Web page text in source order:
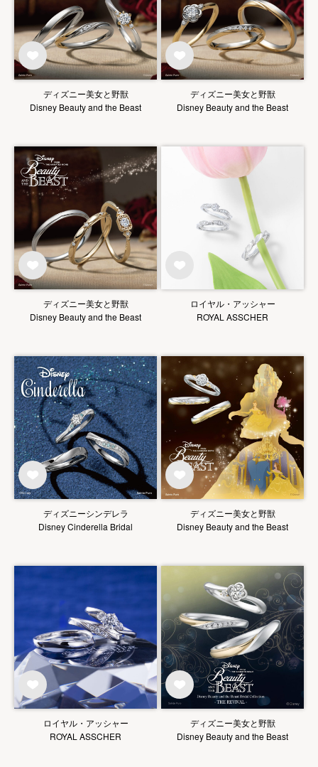
ディズニー美女と野獣
Disney Beauty and the Beast
ディズニー美女と野獣
Disney Beauty and the Beast
ディズニー美女と野獣
Disney Beauty and the Beast
ロイヤル・アッシャー
ROYAL ASSCHER
ディズニーシンデレラ
Disney Cinderella Bridal
ディズニー美女と野獣
Disney Beauty and the Beast
ロイヤル・アッシャー
ROYAL ASSCHER
ディズニー美女と野獣
Disney Beauty and the Beast